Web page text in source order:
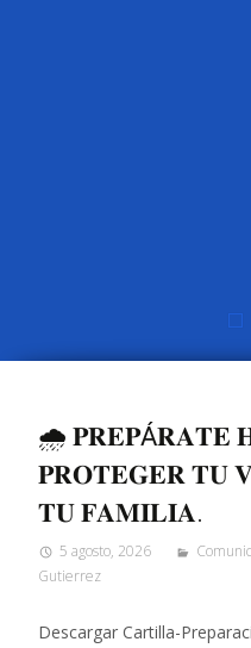
🌧️ 𝐏𝐑𝐄𝐏Á𝐑𝐀𝐓𝐄
𝐏𝐑𝐎𝐓𝐄𝐆𝐄𝐑 𝐓𝐔
𝐓𝐔 𝐅𝐀𝐌𝐈𝐋𝐈𝐀.
5 agosto, 2026
Gutierrez
Descargar Cartilla-